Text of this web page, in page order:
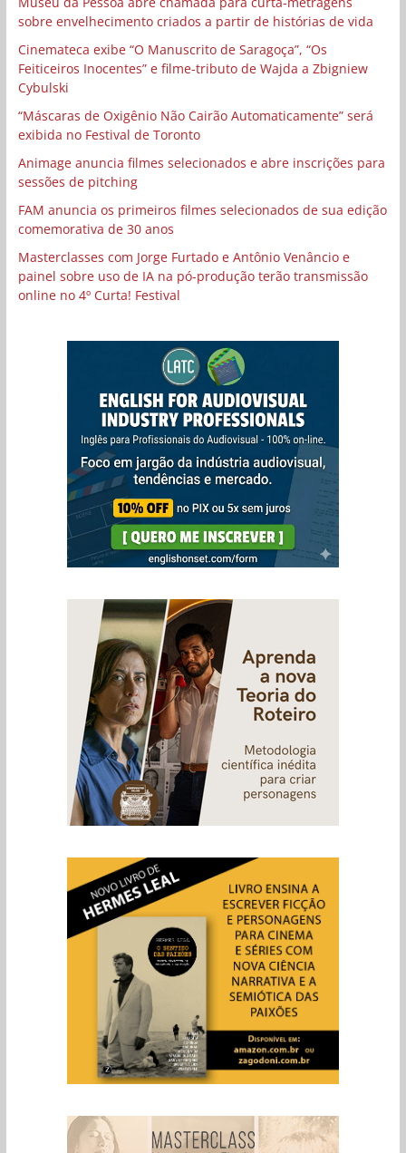
sobre envelhecimento criados a partir de histórias de vida
Cinemateca exibe “O Manuscrito de Saragoça”, “Os
Feiticeiros Inocentes” e filme-tributo de Wajda a Zbigniew
Cybulski
“Máscaras de Oxigênio Não Cairão Automaticamente” será
exibida no Festival de Toronto
Animage anuncia filmes selecionados e abre inscrições para
sessões de pitching
FAM anuncia os primeiros filmes selecionados de sua edição
comemorativa de 30 anos
Masterclasses com Jorge Furtado e Antônio Venâncio e
painel sobre uso de IA na pó-produção terão transmissão
online no 4º Curta! Festival